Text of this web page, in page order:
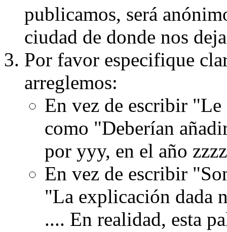
publicamos, será
ciudad de donde nos
Por favor especifique
arreglemos:
En vez de escribir
como "Deberían
por yyy, en el año
En vez de escribir
"La explicación dada
.... En realidad, esta